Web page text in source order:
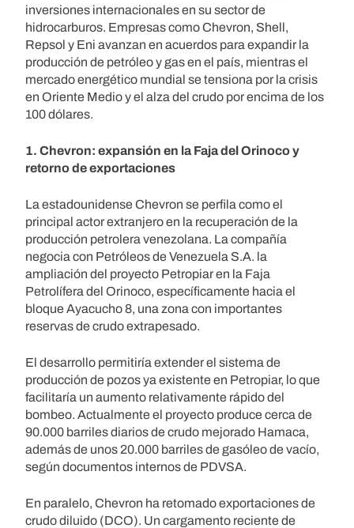
inversiones internacionales en su sector de
hidrocarburos. Empresas como Chevron, Shell,
Repsol y Eni avanzan en acuerdos para expandir la
producción de petróleo y gas en el país, mientras el
mercado energético mundial se tensiona por la crisis
en Oriente Medio y el alza del crudo por encima de los
100 dólares.
1. Chevron: expansión en la Faja del Orinoco y
retorno de exportaciones
La estadounidense Chevron se perfila como el
principal actor extranjero en la recuperación de la
producción petrolera venezolana. La compañía
negocia con Petróleos de Venezuela S.A. la
ampliación del proyecto Petropiar en la Faja
Petrolífera del Orinoco, específicamente hacia el
bloque Ayacucho 8, una zona con importantes
reservas de crudo extrapesado.
El desarrollo permitiría extender el sistema de
producción de pozos ya existente en Petropiar, lo que
facilitaría un aumento relativamente rápido del
bombeo. Actualmente el proyecto produce cerca de
90.000 barriles diarios de crudo mejorado Hamaca,
además de unos 20.000 barriles de gasóleo de vacío,
según documentos internos de PDVSA.
En paralelo, Chevron ha retomado exportaciones de
crudo diluido (DCO). Un cargamento reciente de